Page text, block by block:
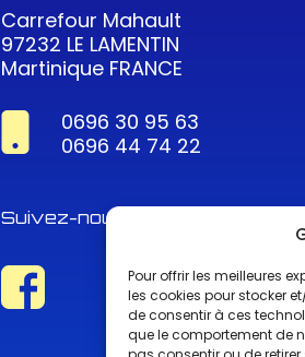
Pour offrir les meilleures
les cookies pour stocker
de consentir à ces
que le comportement de
Carrefour Mahault
97232 LE LAMENTIN
Martinique FRANCE
0696 30 95 63
0696 44 74 22
Suivez-nous !